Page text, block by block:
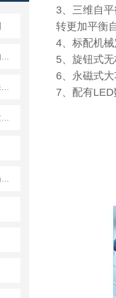
3、三维自
转更加平衡
4、标配机
5、旋钮式
6、永磁式
7、配有